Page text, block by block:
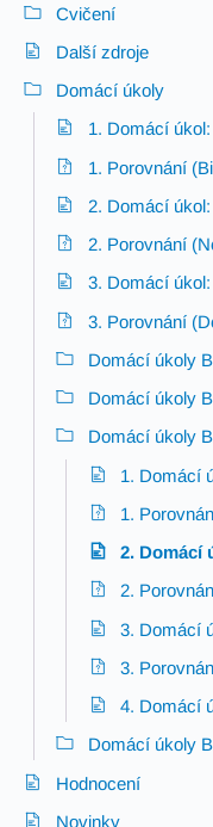
Cvičení
Další zdroje
Domácí úkoly
1. Domácí
1. Porovnání
2. Domácí
2. Porovnání
3. Domácí
3. Porovnání
Domácí úkoly
Domácí úkoly
Domácí úkoly
1. Domácí
1.
2. Domácí
2.
3. Domácí
3.
4. Domácí
Domácí úkoly
Hodnocení
Novinky